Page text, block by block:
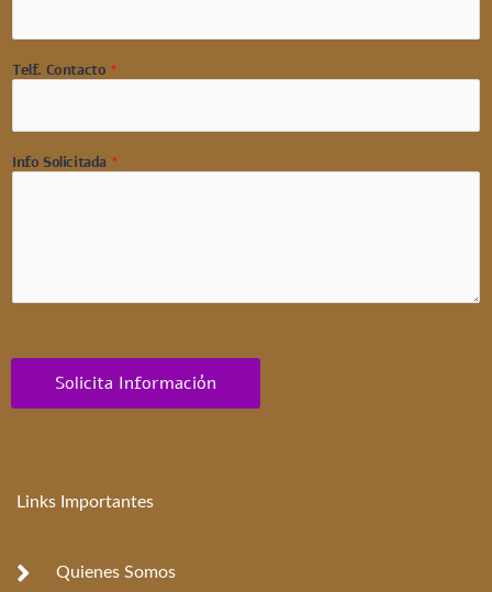
Telf. Contacto *
Info Solicitada *
Solicita Información
Links Importantes
Quienes Somos